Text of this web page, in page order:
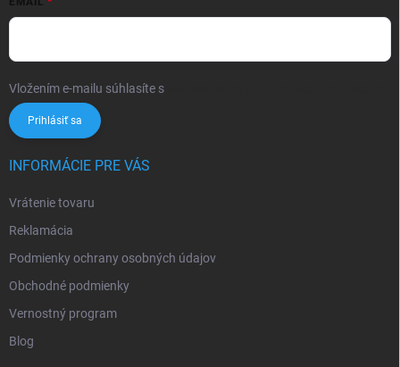
Vložením e-mailu súhlasíte s
Prihlásiť sa
INFORMÁCIE PRE VÁS
Vrátenie tovaru
Reklamácia
Podmienky ochrany osobných údajov
Obchodné podmienky
Vernostný program
Blog